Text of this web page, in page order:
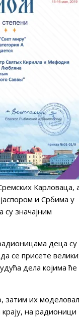
Карловаца,
и Србима у
су значајним
деца су
се присете
дела којима ће
затим их
на радионици